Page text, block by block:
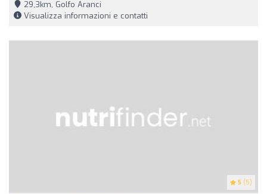
29,3km, Golfo Aranci
Visualizza informazioni e contatti
5 (5)